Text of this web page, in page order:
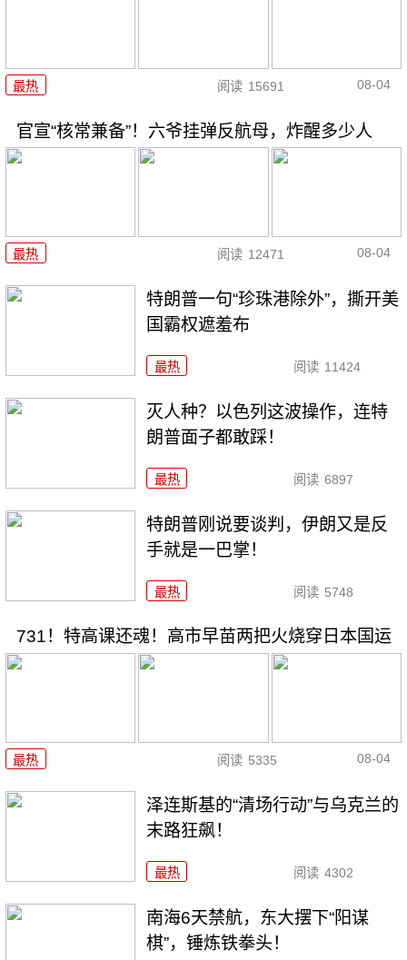
最热 阅读 15691 08-04
官宣“核常兼备”！六爷挂弹反航母，炸醒多少人
最热 阅读 12471 08-04
特朗普一句“珍珠港除外”，撕开美
国霸权遮羞布
最热 阅读 11424
灭人种？以色列这波操作，连特
朗普面子都敢踩！
最热 阅读 6897
特朗普刚说要谈判，伊朗又是反
手就是一巴掌！
最热 阅读 5748
731！特高课还魂！高市早苗两把火烧穿日本国运
最热 阅读 5335 08-04
泽连斯基的“清场行动”与乌克兰的
末路狂飙！
最热 阅读 4302
南海6天禁航，东大摆下“阳谋
棋”，锤炼铁拳头！